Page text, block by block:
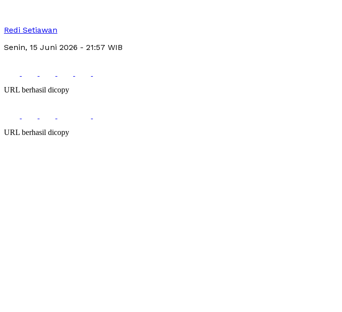
Redi Setiawan
Senin, 15 Juni 2026 - 21:57 WIB
URL berhasil dicopy
URL berhasil dicopy